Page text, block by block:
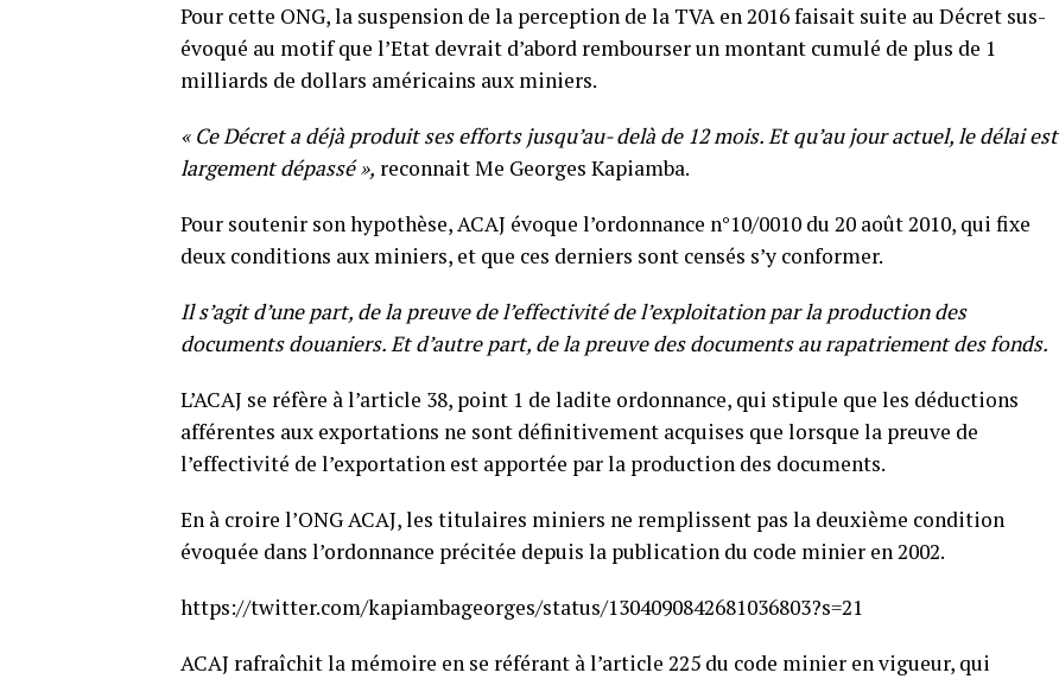
Pour cette ONG, la suspension de la perception de la TVA en 2016 faisait suite au Décret sus-
évoqué au motif que l’Etat devrait d’abord rembourser un montant cumulé de plus de 1
milliards de dollars américains aux miniers.
« Ce Décret a déjà produit ses efforts jusqu’au- delà de 12 mois. Et qu’au jour actuel, le délai est
largement dépassé », reconnait Me Georges Kapiamba.
Pour soutenir son hypothèse, ACAJ évoque l’ordonnance n°10/0010 du 20 août 2010, qui fixe
deux conditions aux miniers, et que ces derniers sont censés s’y conformer.
Il s’agit d’une part, de la preuve de l’effectivité de l’exploitation par la production des
documents douaniers. Et d’autre part, de la preuve des documents au rapatriement des fonds.
L’ACAJ se réfère à l’article 38, point 1 de ladite ordonnance, qui stipule que les déductions
afférentes aux exportations ne sont définitivement acquises que lorsque la preuve de
l’effectivité de l’exportation est apportée par la production des documents.
En à croire l’ONG ACAJ, les titulaires miniers ne remplissent pas la deuxième condition
évoquée dans l’ordonnance précitée depuis la publication du code minier en 2002.
https://twitter.com/kapiambageorges/status/1304090842681036803?s=21
ACAJ rafraîchit la mémoire en se référant à l’article 225 du code minier en vigueur, qui